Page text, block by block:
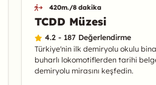
420m./8 dakika
TCDD Müzesi
4.2 - 187 Değerlendirme
Türkiye'nin ilk demiryolu okulu
buharlı lokomotiflerden tarihi
demiryolu mirasını keşfedin.